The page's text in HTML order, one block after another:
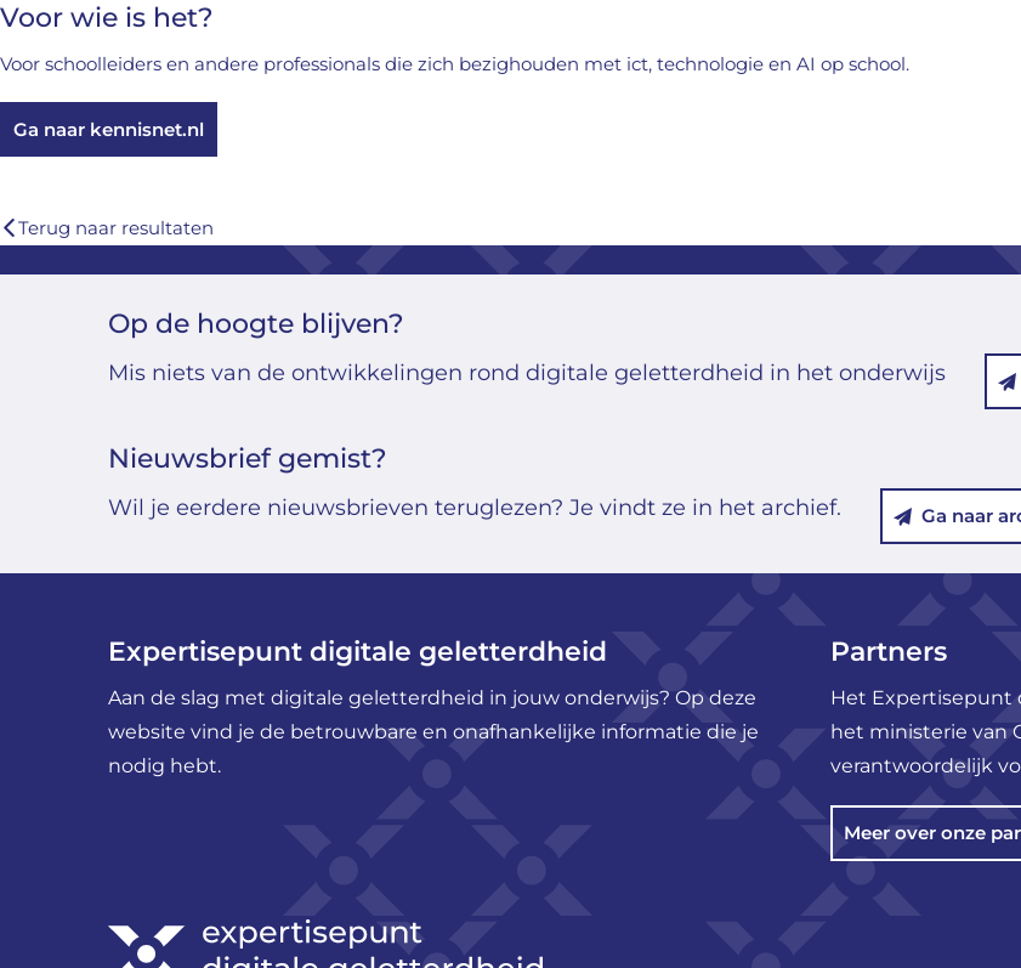
Voor wie is het?
Voor schoolleiders en andere professionals die zich bezighouden met ict, technologie en AI op school.
Ga naar kennisnet.nl
Terug naar resultaten
Op de hoogte blijven?
Mis niets van de ontwikkelingen rond digitale geletterdheid in het onderwijs
Nieuwsbrief gemist?
Wil je eerdere nieuwsbrieven teruglezen? Je vindt ze in het archief. Ga naar
Expertisepunt digitale geletterdheid
Aan de slag met digitale geletterdheid in jouw onderwijs? Op deze
website vind je de betrouwbare en onafhankelijke informatie die je
nodig hebt.
Partners
Het Expertisepunt
het ministerie van
verantwoordelijk
Meer over onze